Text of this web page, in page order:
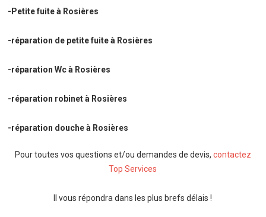
-Petite fuite à Rosières
-réparation de petite fuite à Rosières
-réparation Wc à Rosières
-réparation robinet à Rosières
-réparation douche à Rosières
Pour toutes vos questions et/ou demandes de devis, contactez
Top Services
Il vous répondra dans les plus brefs délais !